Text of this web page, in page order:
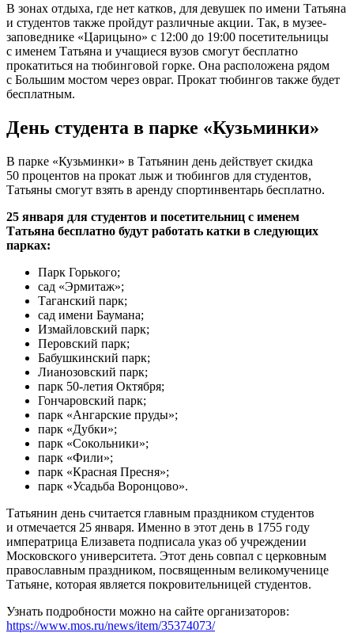
В зонах отдыха, где нет катков, для девушек по имени Татьяна
и студентов также пройдут различные акции. Так, в музее-
заповеднике «Царицыно» с 12:00 до 19:00 посетительницы
с именем Татьяна и учащиеся вузов смогут бесплатно
прокатиться на тюбинговой горке. Она расположена рядом
с Большим мостом через овраг. Прокат тюбингов также будет
бесплатным.
День студента в парке «Кузьминки»
В парке «Кузьминки» в Татьянин день действует скидка
50 процентов на прокат лыж и тюбингов для студентов,
Татьяны смогут взять в аренду спортинвентарь бесплатно.
25 января для студентов и посетительниц с именем
Татьяна бесплатно будут работать катки в следующих
парках:
Парк Горького;
сад «Эрмитаж»;
Таганский парк;
сад имени Баумана;
Измайловский парк;
Перовский парк;
Бабушкинский парк;
Лианозовский парк;
парк 50-летия Октября;
Гончаровский парк;
парк «Ангарские пруды»;
парк «Дубки»;
парк «Сокольники»;
парк «Фили»;
парк «Красная Пресня»;
парк «Усадьба Воронцово».
Татьянин день считается главным праздником студентов
и отмечается 25 января. Именно в этот день в 1755 году
императрица Елизавета подписала указ об учреждении
Московского университета. Этот день совпал с церковным
православным праздником, посвященным великомученице
Татьяне, которая является покровительницей студентов.
Узнать подробности можно на сайте организаторов:
https://www.mos.ru/news/item/35374073/